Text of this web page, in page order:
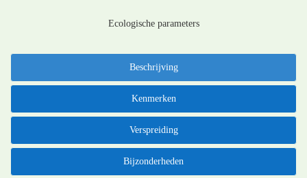
Ecologische parameters
Beschrijving
Kenmerken
Verspreiding
Bijzonderheden